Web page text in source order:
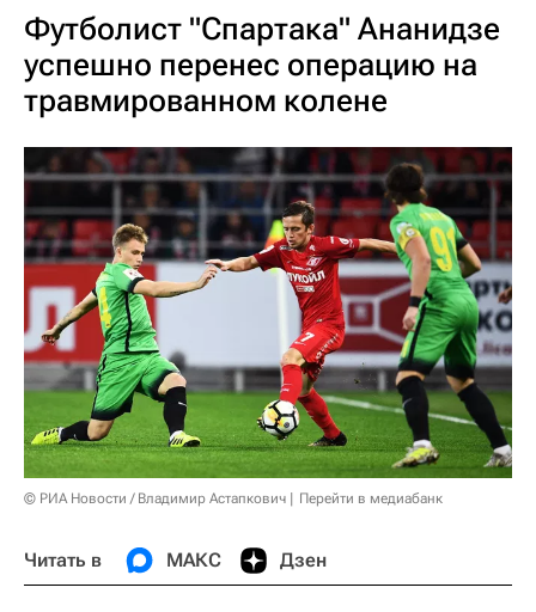
Футболист "Спартака" Ананидзе
успешно перенес операцию на
травмированном колене
© РИА Новости / Владимир Астапкович Перейти в медиабанк
Читать в МАКС Дзен